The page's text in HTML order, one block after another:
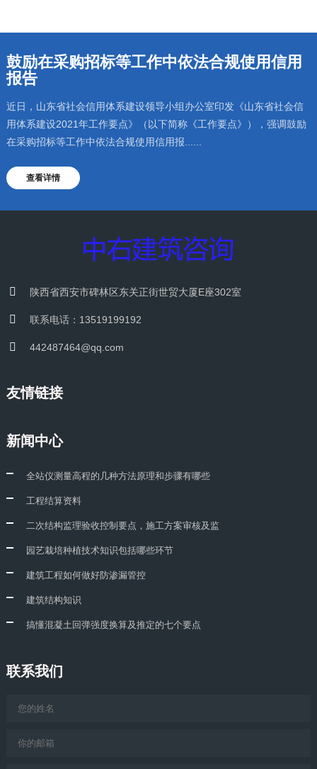
鼓励在采购招标等工作中依法合规使用信用
报告
近日，山东省社会信用体系建设领导小组办公室印发《山东省社会信
用体系建设2021年工作要点》（以下简称《工作要点》），强调鼓励
在采购招标等工作中依法合规使用信用报......
查看详情
陕西省西安市碑林区东关正街世贸大厦E座302室
联系电话：13519199192
442487464@qq.com
友情链接
新闻中心
全站仪测量高程的几种方法原理和步骤有哪些
工程结算资料
二次结构监理验收控制要点，施工方案审核及监
园艺栽培种植技术知识包括哪些环节
建筑工程如何做好防渗漏管控
建筑结构知识
搞懂混凝土回弹强度换算及推定的七个要点
联系我们